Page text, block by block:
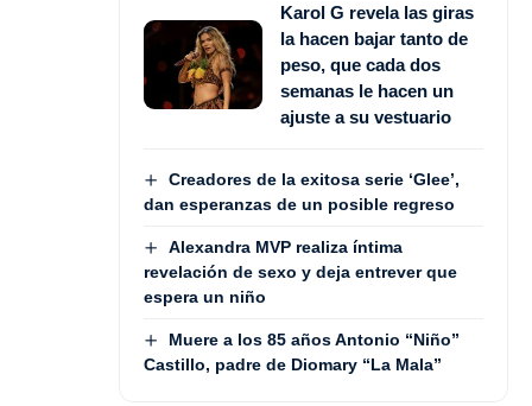
Karol G revela las giras
la hacen bajar tanto de
peso, que cada dos
semanas le hacen un
ajuste a su vestuario
Creadores de la exitosa serie ‘Glee’,
dan esperanzas de un posible regreso
Alexandra MVP realiza íntima
revelación de sexo y deja entrever que
espera un niño
Muere a los 85 años Antonio “Niño”
Castillo, padre de Diomary “La Mala”